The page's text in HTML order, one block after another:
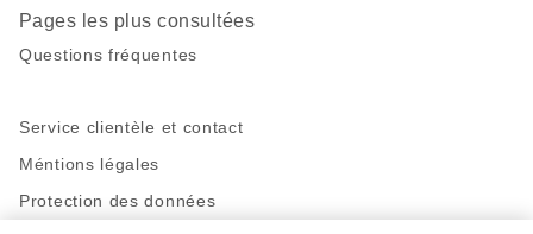
Pages les plus consultées
Questions fréquentes
Service clientèle et contact
Méntions légales
Protection des données